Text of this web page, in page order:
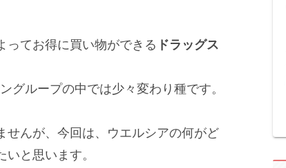
ってお得に買い物ができる ドラッグス
ループの中では少々変わり種です。
んが、今回は、ウエルシアの何がど
と思います。